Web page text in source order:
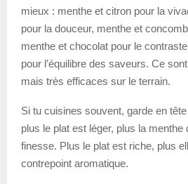
mieux : menthe et citron pour la
pour la douceur, menthe et
menthe et chocolat pour le
pour l’équilibre des saveurs. Ce
mais très efficaces sur le terrain.
Si tu cuisines souvent, garde en
plus le plat est léger, plus la menthe
finesse. Plus le plat est riche, plus
contrepoint aromatique.